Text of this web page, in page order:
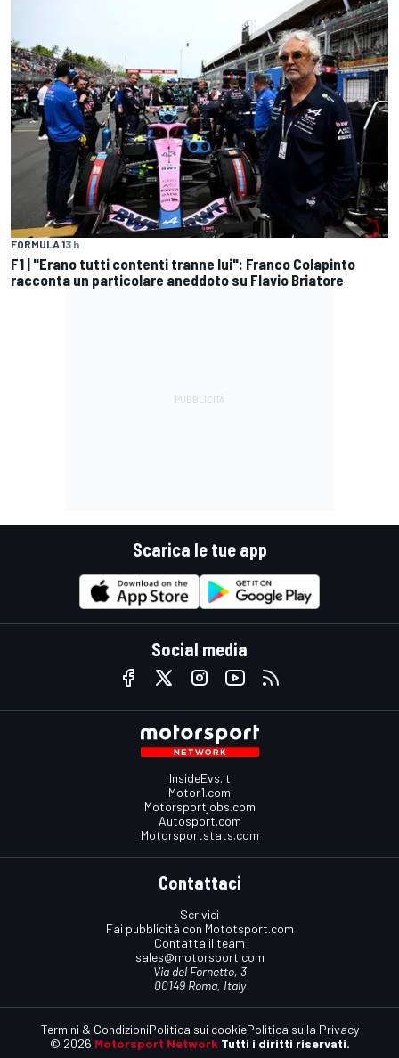
FORMULA 13 h
F1 | "Erano tutti contenti tranne lui": Franco Colapinto
racconta un particolare aneddoto su Flavio Briatore
Scarica le tue app
Social media
InsideEvs.it
Motor1.com
Motorsportjobs.com
Autosport.com
Motorsportstats.com
Contattaci
Scrivici
Fai pubblicità con Mototsport.com
Contatta il team
sales@motorsport.com
Via del Fornetto, 3
00149 Roma, Italy
© 2026 Motorsport Network Tutti i diritti riservati.
Termini & CondizioniPolitica sui cookiePolitica sulla Privacy